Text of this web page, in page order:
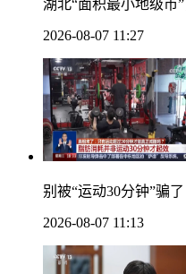
湖北“面积最小地级市
2026-08-07 11:27
别被“运动30分钟”骗
2026-08-07 11:13